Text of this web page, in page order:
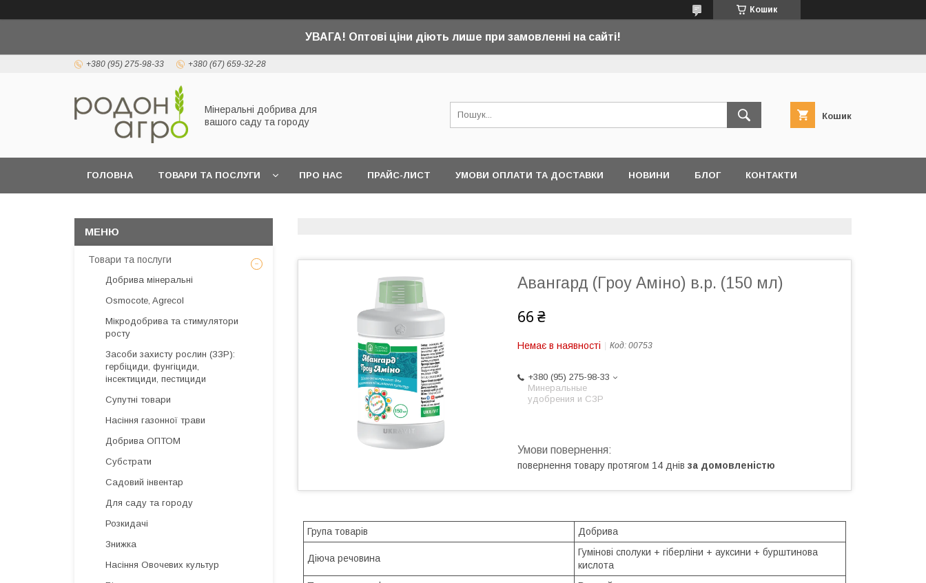
Кошик
УВАГА! Оптові ціни діють лише при замовленні на сайті!
+380 (95) 275-98-33 +380 (67) 659-32-28
Мінеральні добрива для
вашого саду та городу
Кошик
ГОЛОВНА ТОВАРИ ТА ПОСЛУГИ ПРО НАС ПРАЙС-ЛИСТ УМОВИ ОПЛАТИ ТА ДОСТАВКИ НОВИНИ БЛОГ КОНТАКТИ
Авангард (Гроу Аміно) в.р. (150 мл)
66 ₴
Немає в наявності Код: 00753
+380 (95) 275-98-33
Минеральные
удобрения и СЗР
повернення товару протягом 14 днів за домовленістю
Група товарів Добрива
Діюча речовина
Гумінові сполуки + гіберліни + ауксини + бурштинова
кислота
Товари та послуги
Добрива мінеральні
Osmocote, Agrecol
Мікродобрива та стимулятори
росту
Засоби захисту рослин (ЗЗР):
гербіциди, фунгіциди,
інсектициди, пестициди
Супутні товари
Насіння газонної трави
Добрива ОПТОМ
Субстрати
Садовий інвентар
Для саду та городу
Розкидачі
Знижка
Насіння Овочевих культур